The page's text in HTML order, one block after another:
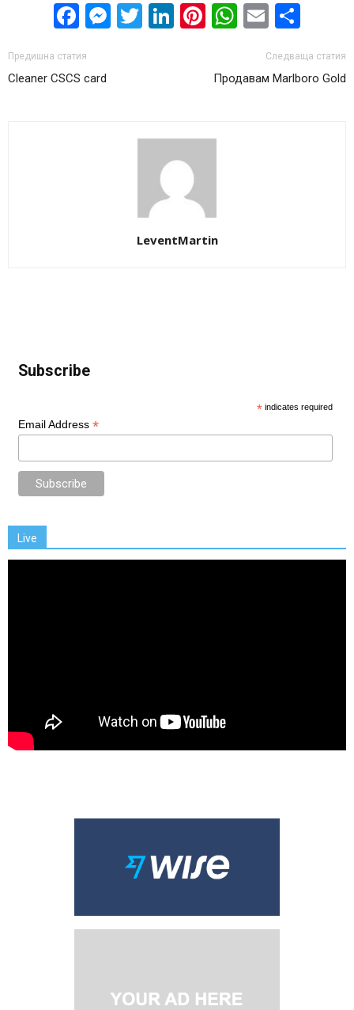
Facebook
Messenger
Twitter
LinkedIn
Pinterest
WhatsApp
Email
Предишна статия
Cleaner CSCS card
Следваща статия
Продавам Marlboro Gold
LeventMartin
Subscribe
* indicates required
Email Address *
Live